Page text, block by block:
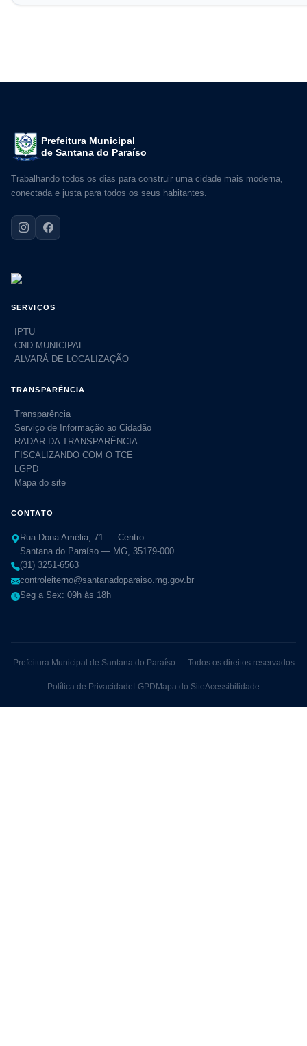
Prefeitura Municipal
de Santana do Paraíso
Trabalhando todos os dias para construir uma cidade mais moderna,
conectada e justa para todos os seus habitantes.
SERVIÇOS
IPTU
CND MUNICIPAL
ALVARÁ DE LOCALIZAÇÃO
TRANSPARÊNCIA
Transparência
Serviço de Informação ao Cidadão
RADAR DA TRANSPARÊNCIA
FISCALIZANDO COM O TCE
LGPD
Mapa do site
CONTATO
Rua Dona Amélia, 71 — Centro
Santana do Paraíso — MG, 35179-000
(31) 3251-6563
controleiterno@santanadoparaiso.mg.gov.br
Seg a Sex: 09h às 18h
Prefeitura Municipal de Santana do Paraíso — Todos os direitos reservados
Política de Privacidade LGPD Mapa do SiteAcessibilidade